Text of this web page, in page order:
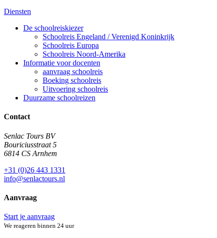
Diensten
De schoolreiskiezer
Schoolreis Engeland / Verenigd Koninkrijk
Schoolreis Europa
Schoolreis Noord-Amerika
Informatie voor docenten
aanvraag schoolreis
Boeking schoolreis
Uitvoering schoolreis
Duurzame schoolreizen
Contact
Senlac Tours BV
Bouriciusstraat 5
6814 CS Arnhem
+31 (0)26 443 1331
info@senlactours.nl
Aanvraag
Start je aanvraag
We reageren binnen 24 uur